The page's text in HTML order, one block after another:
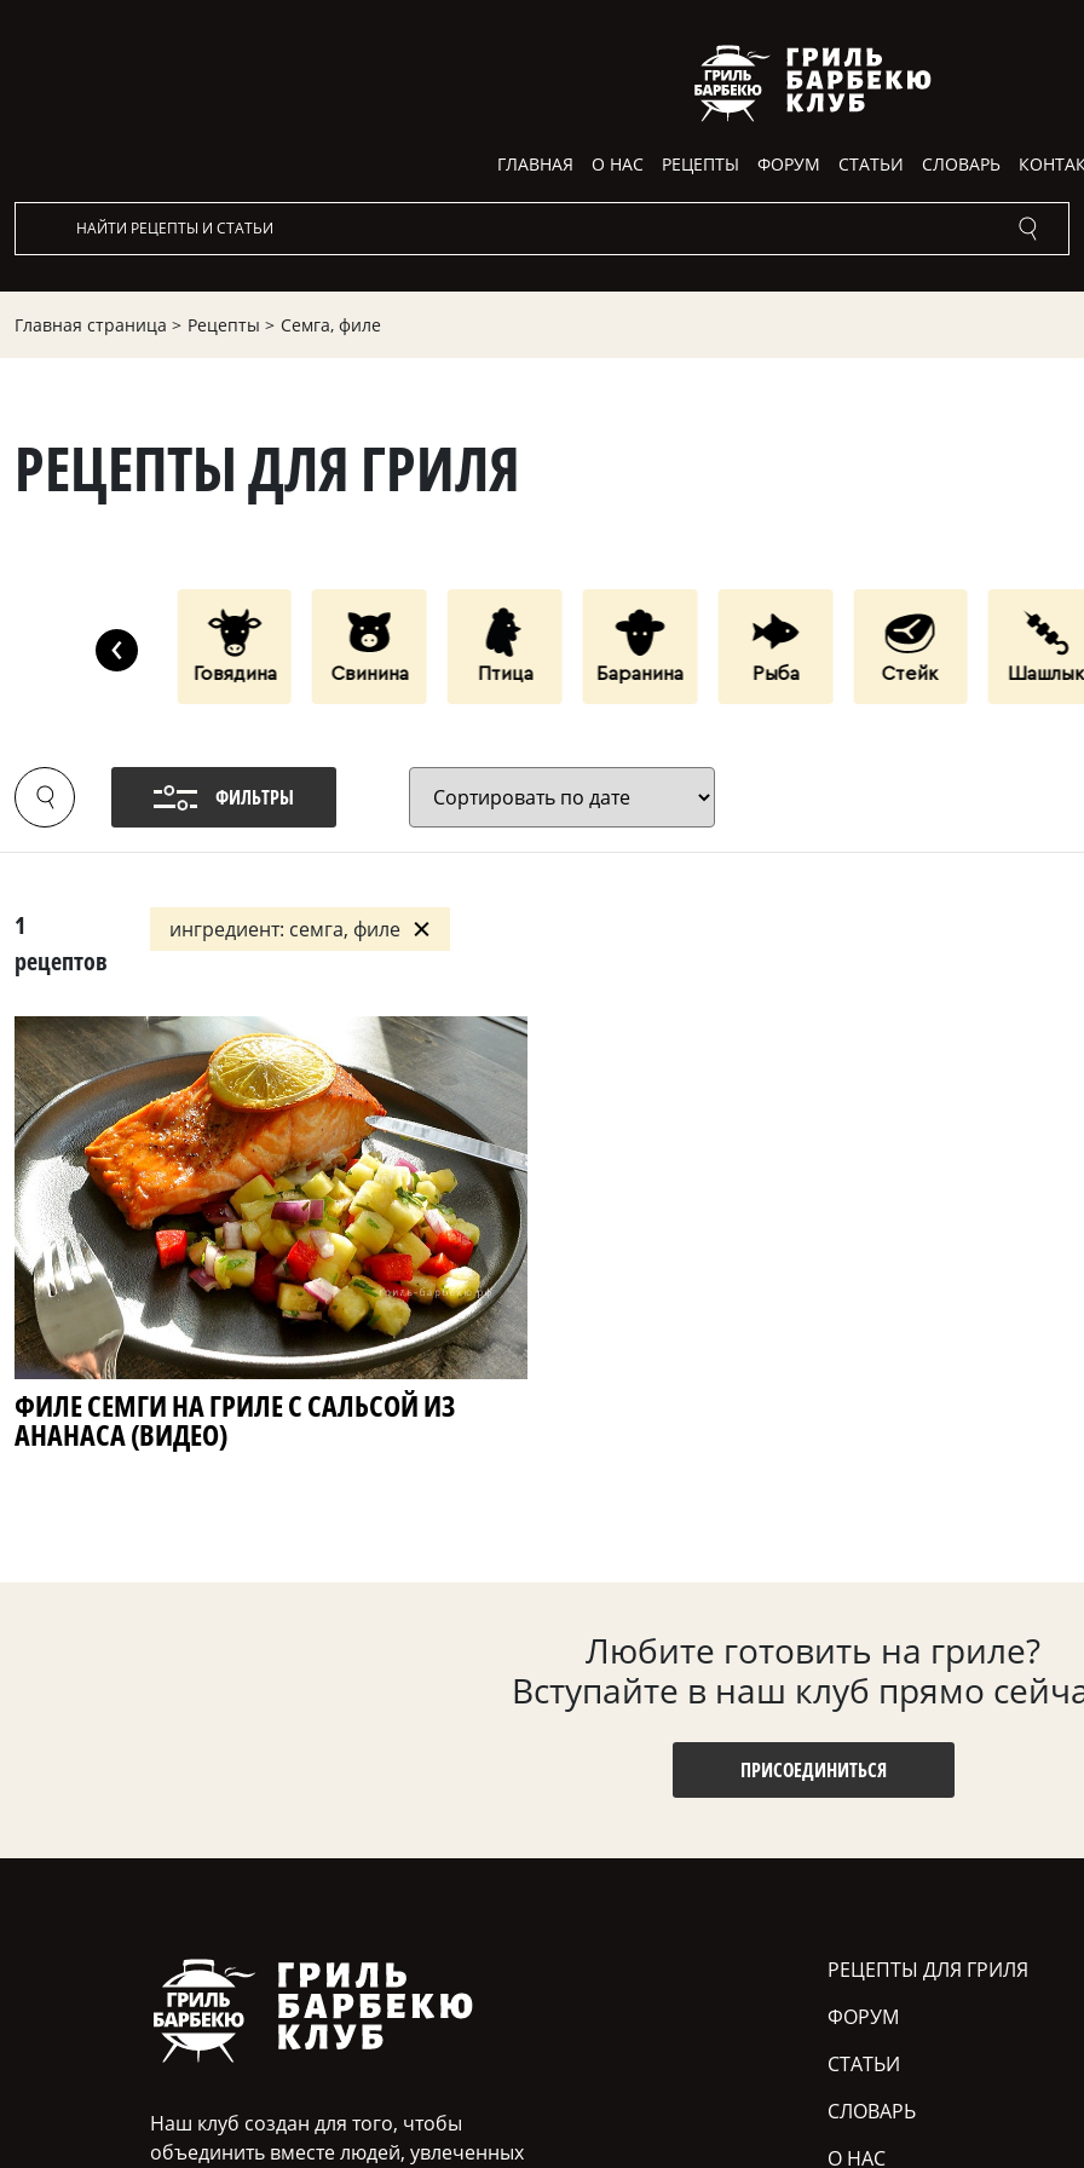
ГЛАВНАЯ О НАС РЕЦЕПТЫ ФОРУМ СТАТЬИ СЛОВАРЬ
Главная страница > Рецепты > Семга, филе
РЕЦЕПТЫ ДЛЯ ГРИЛЯ
Дары Моря Говядина Свинина Птица Баранина Рыба Стейк Шашлык
‹
ФИЛЬТРЫ
1
рецептов
ингредиент: семга, филе
ФИЛЕ СЕМГИ НА ГРИЛЕ С САЛЬСОЙ ИЗ
АНАНАСА (ВИДЕО)
Любите готовить на гриле?
Вступайте в наш клуб прямо
ПРИСОЕДИНИТЬСЯ
Наш клуб создан для того, чтобы
объединить вместе людей, увлеченных
РЕЦЕПТЫ ДЛЯ ГРИЛЯ
ФОРУМ
СТАТЬИ
СЛОВАРЬ
О НАС